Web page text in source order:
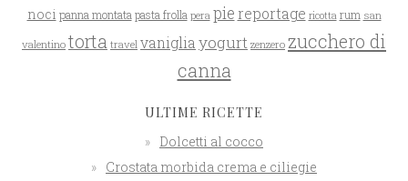
noci panna montata pasta frolla pera pie reportage ricotta rum san
valentino torta travel vanigliayogurt zenzero zucchero di
canna
ULTIME RICETTE
Dolcetti al cocco
Crostata morbida crema e ciliegie